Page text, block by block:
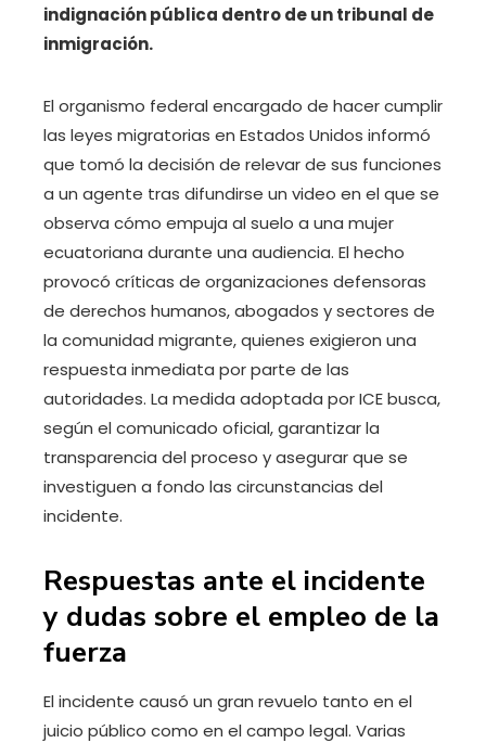
indignación pública dentro de un tribunal de
inmigración.
El organismo federal encargado de hacer cumplir
las leyes migratorias en Estados Unidos informó
que tomó la decisión de relevar de sus funciones
a un agente tras difundirse un video en el que se
observa cómo empuja al suelo a una mujer
ecuatoriana durante una audiencia. El hecho
provocó críticas de organizaciones defensoras
de derechos humanos, abogados y sectores de
la comunidad migrante, quienes exigieron una
respuesta inmediata por parte de las
autoridades. La medida adoptada por ICE busca,
según el comunicado oficial, garantizar la
transparencia del proceso y asegurar que se
investiguen a fondo las circunstancias del
incidente.
Respuestas ante el incidente
y dudas sobre el empleo de la
fuerza
El incidente causó un gran revuelo tanto en el
juicio público como en el campo legal. Varias